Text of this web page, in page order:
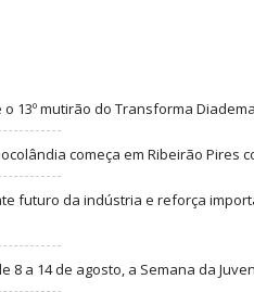
o 13º mutirão do Transforma
começa em Ribeirão Pires
futuro da indústria e reforça
8 a 14 de agosto, a Semana da